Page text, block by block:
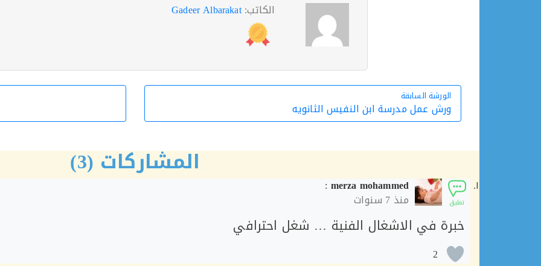
الكاتب:Gadeer Albarakat
الورشة السابقة
الورشة السابقة
ورش عمل مدرسة ابن النفيس الثانويه
المشاركات (3)
تعليق
merza mohammed
:
منذ 7 سنوات
خبرة في الاشغال الفنية … شغل احترافي
2